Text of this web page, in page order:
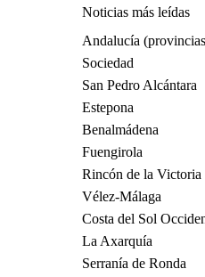
Noticias más leídas
Andalucía
Sociedad
San Pedro Alcántara
Estepona
Benalmádena
Fuengirola
Rincón de la Victoria
Vélez-Málaga
Costa del Sol
La Axarquía
Serranía de Ronda